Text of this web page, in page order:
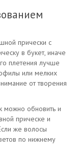
прически с
в букет, иначе
плетения лучше
или мелких
от творения
обновить и
прическе и
же волосы
по нижнему